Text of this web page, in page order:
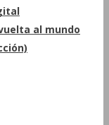
al mundo